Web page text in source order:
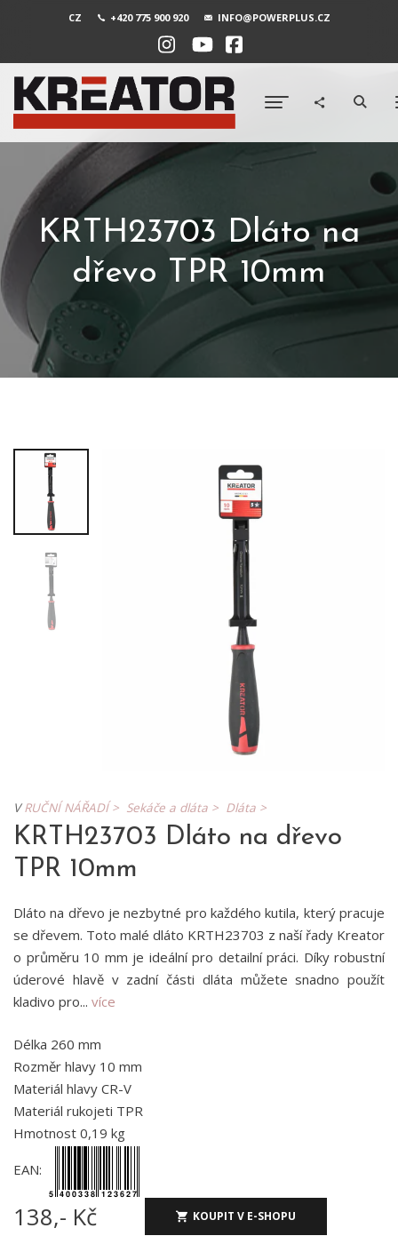
CZ +420 775 900 920 INFO@POWERPLUS.CZ
KRTH23703 Dláto na
dřevo TPR 10mm
VRUČNÍ NÁŘADÍ > Sekáče a dláta > Dláta >
KRTH23703 Dláto na dřevo
TPR 10mm
Dláto na dřevo je nezbytné pro každého kutila, který pracuje
se dřevem. Toto malé dláto KRTH23703 z naší řady Kreator
o průměru 10 mm je ideální pro detailní práci. Díky robustní
úderové hlavě v zadní části dláta můžete snadno použít
kladivo pro... více
Délka 260 mm
Rozměr hlavy 10 mm
Materiál hlavy CR-V
Materiál rukojeti TPR
Hmotnost 0,19 kg
EAN:
138,- Kč KOUPIT V E-SHOPU